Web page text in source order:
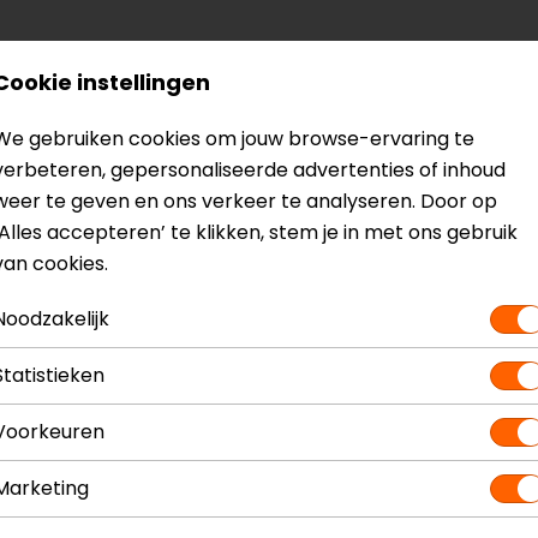
dan
je het product bekijken & passen en staan onze
Mat
Communicatie
Rijstijl
instellingen
gebruiken cookies om jouw browse-ervaring te
gepersonaliseerde advertenties of inhoud
te geven en ons verkeer te analyseren. Door op
accepteren’ te klikken, stem je in met ons gebruik
cookies.